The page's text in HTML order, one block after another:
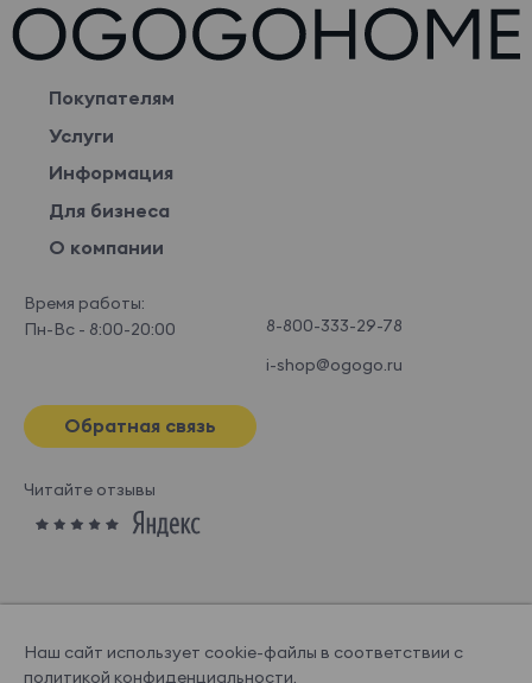
Покупателям
Услуги
Информация
Для бизнеса
О компании
Время работы:
Пн-Вс - 8:00-20:00
8-800-333-29-78
i-shop@ogogo.ru
Обратная связь
Читайте отзывы
Наш сайт использует cookie-файлы в соответствии с
политикой конфиденциальности.